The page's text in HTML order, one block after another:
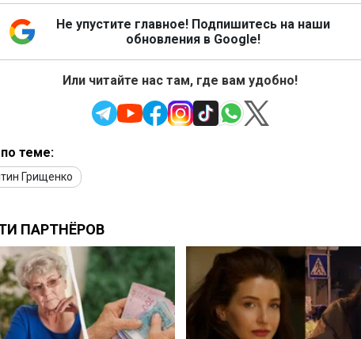
Не упустите главное! Подпишитесь на наши
обновления в Google!
Или читайте нас там, где вам удобно!
теме:
Грищенко